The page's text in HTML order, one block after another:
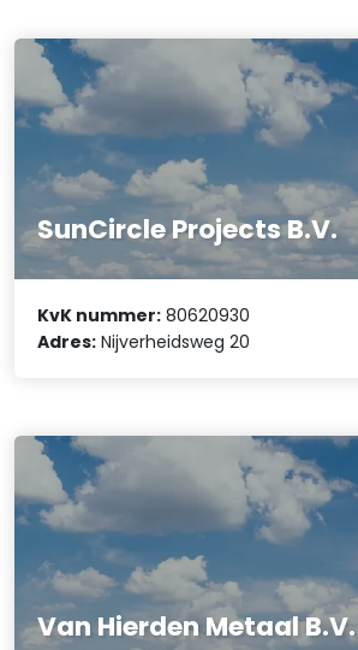
SunCircle Projects B.V.
KvK nummer: 80620930
Adres: Nijverheidsweg 20
Van Hierden Metaal B.V.